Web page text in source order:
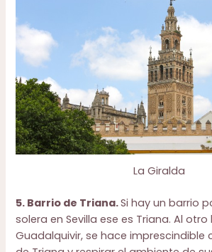
La Giralda
5. Barrio de Triana.Si hay un barrio
solera en Sevilla ese es Triana. Al
Guadalquivir, se hace imprescindible